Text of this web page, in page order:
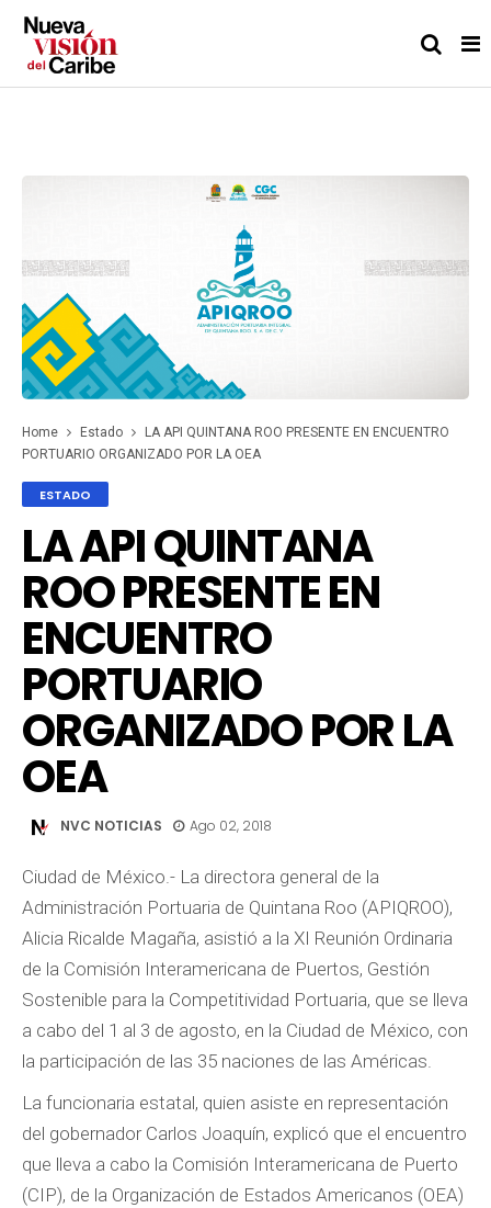
Home Estado
LA API QUINTANA ROO PRESENTE EN ENCUENTRO
PORTUARIO ORGANIZADO POR LA OEA
ESTADO
LA API QUINTANA
ROO PRESENTE EN
ENCUENTRO
PORTUARIO
ORGANIZADO POR LA
OEA
NVC NOTICIAS Ago 02, 2018
Ciudad de México.- La directora general de la
Administración Portuaria de Quintana Roo (APIQROO),
Alicia Ricalde Magaña, asistió a la XI Reunión Ordinaria
de la Comisión Interamericana de Puertos, Gestión
Sostenible para la Competitividad Portuaria, que se lleva
a cabo del 1 al 3 de agosto, en la Ciudad de México, con
la participación de las 35 naciones de las Américas.
La funcionaria estatal, quien asiste en representación
del gobernador Carlos Joaquín, explicó que el encuentro
que lleva a cabo la Comisión Interamericana de Puerto
(CIP), de la Organización de Estados Americanos (OEA)